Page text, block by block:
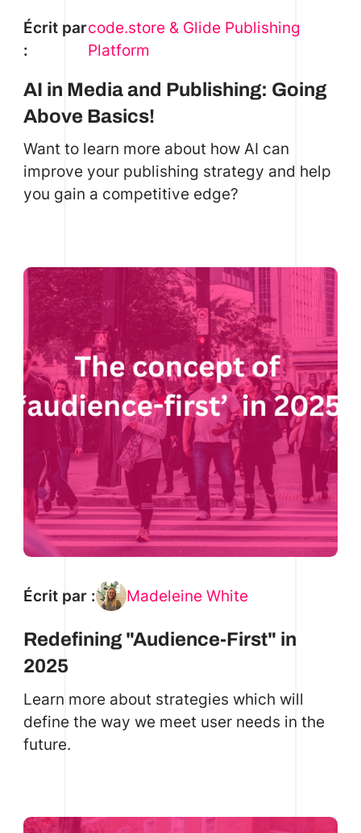
Écrit par
:
code.store & Glide Publishing
Platform
AI in Media and Publishing: Going
Above Basics!
Want to learn more about how AI can
improve your publishing strategy and help
you gain a competitive edge?
Écrit par : Madeleine White
Redefining "Audience-First" in
2025
Learn more about strategies which will
define the way we meet user needs in the
future.